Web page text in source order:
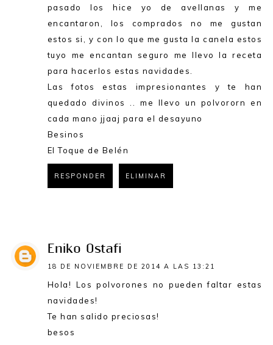
pasado los hice yo de avellanas y me
encantaron, los comprados no me gustan
estos si, y con lo que me gusta la canela estos
tuyo me encantan seguro me llevo la receta
para hacerlos estas navidades.
Las fotos estas impresionantes y te han
quedado divinos .. me llevo un polvororn en
cada mano jjaaj para el desayuno
Besinos
El Toque de Belén
RESPONDER ELIMINAR
Eniko Ostafi
18 DE NOVIEMBRE DE 2014 A LAS 13:21
Hola! Los polvorones no pueden faltar estas
navidades!
Te han salido preciosas!
besos